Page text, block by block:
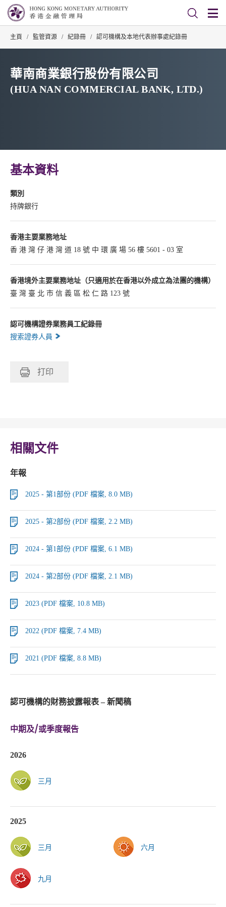
主頁 / 監管資源 / 紀錄冊 / 認可機構及本地代表辦事處紀錄冊
華南商業銀行股份有限公司
(HUA NAN COMMERCIAL BANK, LTD.)
基本資料
類別
持牌銀行
香港主要業務地址
香 港 灣 仔 港 灣 道 18 號 中 環 廣 場 56 樓 5601 - 03 室
香港境外主要業務地址（只適用於在香港以外成立為法團的機構）
臺 灣 臺 北 市 信 義 區 松 仁 路 123 號
認可機構證券業務員工紀錄冊
搜索證券人員
打印
相關文件
年報
2025 - 第1部份 (PDF 檔案, 8.0 MB)
2025 - 第2部份 (PDF 檔案, 2.2 MB)
2024 - 第1部份 (PDF 檔案, 6.1 MB)
2024 - 第2部份 (PDF 檔案, 2.1 MB)
2023 (PDF 檔案, 10.8 MB)
2022 (PDF 檔案, 7.4 MB)
2021 (PDF 檔案, 8.8 MB)
認可機構的財務披露報表 – 新聞稿
中期及/或季度報告
2026
三月
2025
三月 六月
九月